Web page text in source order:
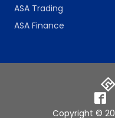
ASA Trading
ASA Finance
Copyright ©